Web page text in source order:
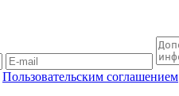
Пользовательским соглашением